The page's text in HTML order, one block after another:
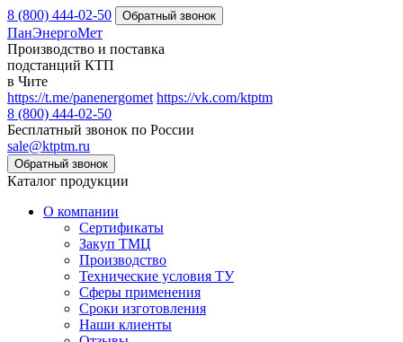
8 (800) 444-02-50
ПанЭнергоМет
Производство и поставка
подстанций КТП
в Чите
https://t.me/panenergomet https://vk.com/ktptm
8 (800) 444-02-50
Бесплатный звонок по России
sale@ktptm.ru
Каталог продукции
О компании
Сертификаты
Закуп ТМЦ
Производство
Технические условия ТУ
Сферы применения
Сроки изготовления
Наши клиенты